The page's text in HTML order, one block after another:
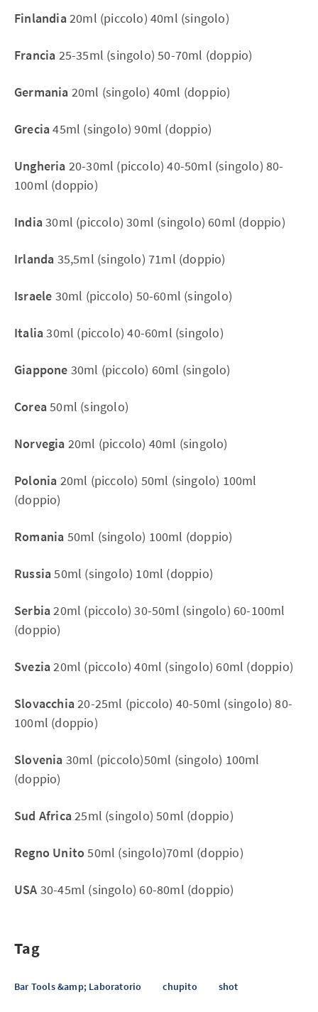
Finlandia 20ml (piccolo) 40ml (singolo)
Francia 25-35ml (singolo) 50-70ml (doppio)
Germania 20ml (singolo) 40ml (doppio)
Grecia 45ml (singolo) 90ml (doppio)
Ungheria 20-30ml (piccolo) 40-50ml (singolo) 80-
100ml (doppio)
India 30ml (piccolo) 30ml (singolo) 60ml (doppio)
Irlanda 35,5ml (singolo) 71ml (doppio)
Israele 30ml (piccolo) 50-60ml (singolo)
Italia 30ml (piccolo) 40-60ml (singolo)
Giappone 30ml (piccolo) 60ml (singolo)
Corea 50ml (singolo)
Norvegia 20ml (piccolo) 40ml (singolo)
Polonia 20ml (piccolo) 50ml (singolo) 100ml
(doppio)
Romania 50ml (singolo) 100ml (doppio)
Russia 50ml (singolo) 10ml (doppio)
Serbia 20ml (piccolo) 30-50ml (singolo) 60-100ml
(doppio)
Svezia 20ml (piccolo) 40ml (singolo) 60ml (doppio)
Slovacchia20-25ml (piccolo) 40-50ml (singolo) 80-
100ml (doppio)
Slovenia 30ml (piccolo)50ml (singolo) 100ml
(doppio)
Sud Africa 25ml (singolo) 50ml (doppio)
Regno Unito 50ml (singolo)70ml (doppio)
USA 30-45ml (singolo) 60-80ml (doppio)
Tag
Bar Tools &amp; Laboratorio chupito shot